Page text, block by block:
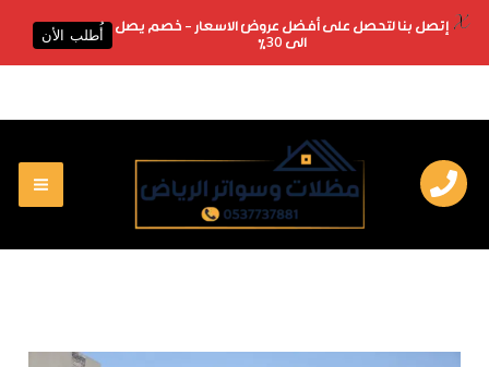
إلى
المحتوى
إتصل بنا لتحصل على أفضل عروض الاسعار - خصم يصل
الى 30% أُطلب الأن
X